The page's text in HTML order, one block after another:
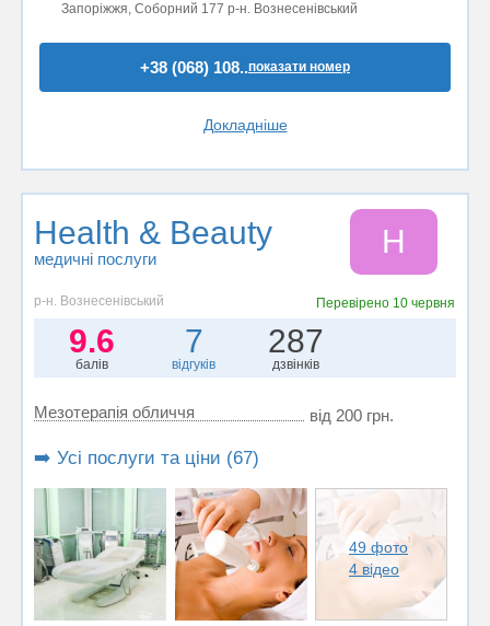
Запоріжжя, Соборний 177 р-н. Вознесенівський
+38 (068) 108..показати номер
Докладніше
Health & Beauty
медичні послуги H
р-н. Вознесенівський Перевірено 10 червня
9.6
балів
7
відгуків
287
дзвінків
Мезотерапія обличчя від 200 грн.
➡️ Усі послуги та ціни (67)
49 фото
4 відео